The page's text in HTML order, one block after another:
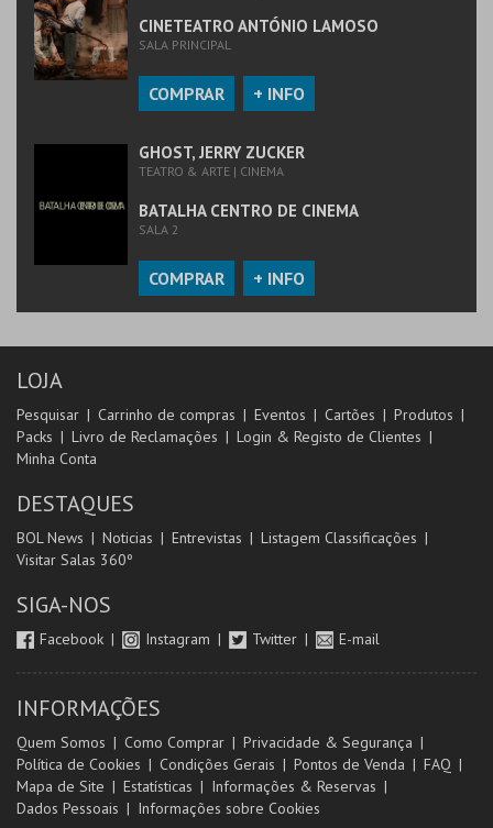
CINETEATRO ANTÓNIO LAMOSO
SALA PRINCIPAL
COMPRAR + INFO
GHOST, JERRY ZUCKER
TEATRO & ARTE | CINEMA
BATALHA CENTRO DE CINEMA
SALA 2
COMPRAR + INFO
LOJA
Pesquisar Carrinho de compras Eventos Cartões
Produtos
Packs
Livro de Reclamações
Login & Registo de Clientes
Minha Conta
DESTAQUES
BOL News Noticias Entrevistas
Listagem Classificações
Visitar Salas 360º
SIGA-NOS
Facebook Instagram Twitter E-mail
INFORMAÇÕES
Quem Somos Como Comprar
Privacidade & Segurança
Política de Cookies
Condições Gerais Pontos de Venda
FAQ
Mapa de Site
Estatísticas
Informações & Reservas
Dados Pessoais
Informações sobre Cookies